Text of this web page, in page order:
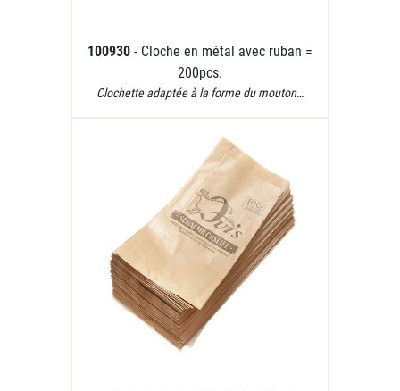
100930 - Cloche en métal avec ruban =
200pcs.
Clochette adaptée à la forme du mouton…